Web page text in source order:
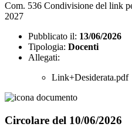
Com. 536 Condivisione del link
2027
Pubblicato il: 13/06/2026
Tipologia: Docenti
Allegati:
Link+Desiderata.pdf
Circolare del 10/06/2026